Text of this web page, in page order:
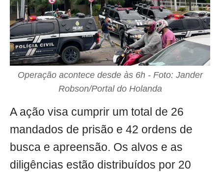
Operação acontece desde às 6h - Foto: Jander
Robson/Portal do Holanda
A ação visa cumprir um total de 26
mandados de prisão e 42 ordens de
busca e apreensão. Os alvos e as
diligências estão distribuídos por 20